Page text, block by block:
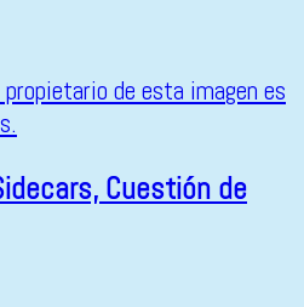
Cuestión de